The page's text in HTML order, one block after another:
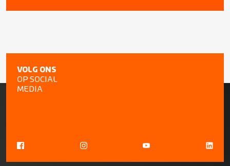
VOLG ONS
OP SOCIAL
MEDIA